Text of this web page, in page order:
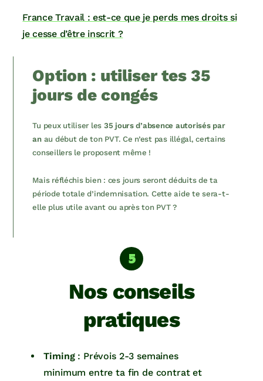
France Travail : est-ce que je perds mes droits si
je cesse d’être inscrit ?
Option : utiliser tes 35
jours de congés
Tu peux utiliser les 35 jours d’absence autorisés par
anau début de ton PVT. Ce n’est pas illégal, certains
conseillers le proposent même !
Mais réfléchis bien : ces jours seront déduits de ta
période totale d’indemnisation. Cette aide te sera-t-
elle plus utile avant ou après ton PVT ?
Nos conseils
pratiques
Timing: Prévois 2-3 semaines
minimum entre ta fin de contrat et